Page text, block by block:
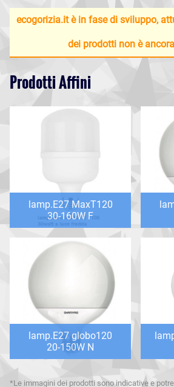
ecogorizia.it è in fase di sviluppo,
dei prodotti non è
Prodotti Affini
lamp.E27 MaxT120
30-160W F
lamp.E27 globo120
20-150W N
*Le immagini dei prodotti sono indicative e